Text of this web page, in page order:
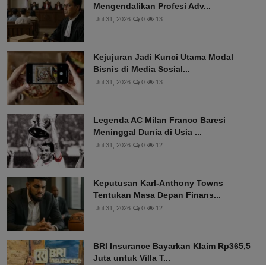
Mengendalikan Profesi Adv...
Jul 31, 2026 0 13
Kejujuran Jadi Kunci Utama Modal
Bisnis di Media Sosial...
Jul 31, 2026 0 13
Legenda AC Milan Franco Baresi
Meninggal Dunia di Usia ...
Jul 31, 2026 0 12
Keputusan Karl-Anthony Towns
Tentukan Masa Depan Finans...
Jul 31, 2026 0 12
BRI Insurance Bayarkan Klaim Rp365,5
Juta untuk Villa T...